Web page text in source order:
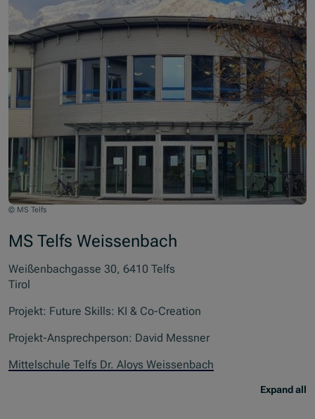
© MS Telfs
MS Telfs Weissenbach
Weißenbachgasse 30, 6410 Telfs
Tirol
Projekt: Future Skills: KI & Co-Creation
Projekt-Ansprechperson: David Messner
Mittelschule Telfs Dr. Aloys Weissenbach
Expand all